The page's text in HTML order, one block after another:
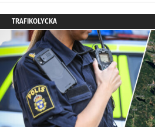
TRAFIKOLYCKA